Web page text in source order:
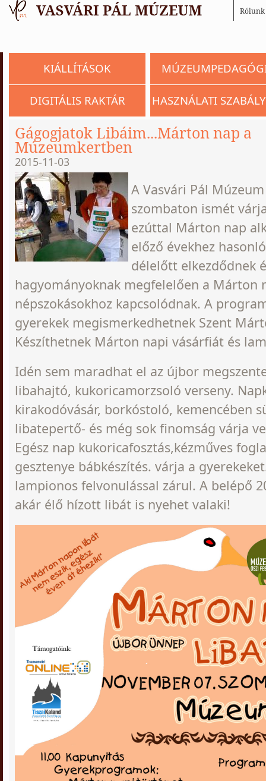
Rólunk
KIÁLLÍTÁSOK
DIGITÁLIS RAKTÁR HASZNÁLATI
Gágogjatok Libáim...Márton nap a
Múzeumkertben
2015-11-03
A Vasvári Pál
szombaton ismét
ezúttal Márton nap
előző évekhez
délelőtt elkezdődnek
hagyományoknak megfelelően a Márton
népszokásokhoz kapcsolódnak. A
gyerekek megismerkedhetnek Szent
Készíthetnek Márton napi vásárfiát és
Idén sem maradhat el az újbor
libahajtó, kukoricamorzsoló verseny.
kirakodóvásár, borkóstoló, kemencében
libatepertő- és még sok finomság várja
Egész nap kukoricafosztás,kézműves
gesztenye bábkészítés. várja a
lampionos felvonulással zárul. A belépő
akár élő hízott libát is nyehet valaki!